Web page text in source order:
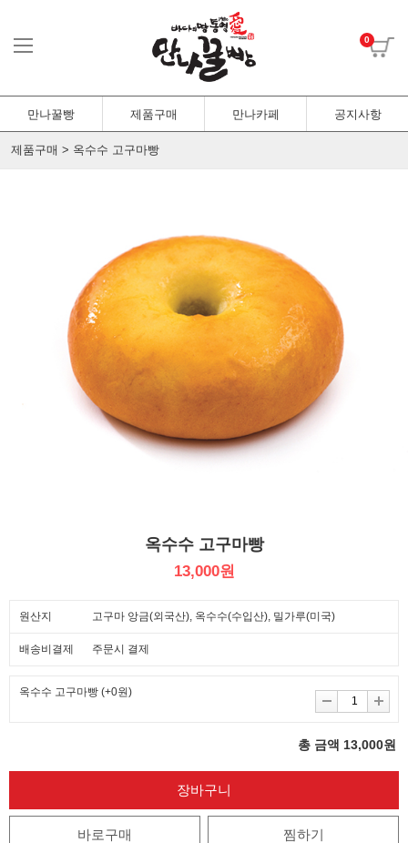
0
만나꿀빵 제품구매 만나카페 공지사항
제품구매 > 옥수수 고구마빵
옥수수 고구마빵
13,000원
원산지 고구마 앙금(외국산), 옥수수(수입산), 밀가루(미국)
배송비결제 주문시 결제
옥수수 고구마빵 (+0원)
총 금액 13,000원
찜하기